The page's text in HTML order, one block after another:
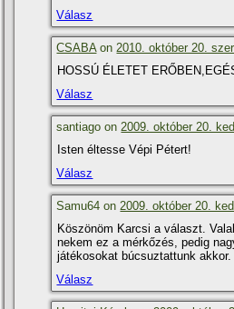
Válasz
CSABAon2010. október 20.
HOSSÚ ÉLETET
Válasz
santiago on2009. október 20.
Isten éltesse Vépi Pétert!
Válasz
Samu64 on2009. október 20.
Köszönöm Karcsi a választ.
nekem ez a mérkőzés, pedig
játékosokat búcsuztattunk akkor.
Válasz